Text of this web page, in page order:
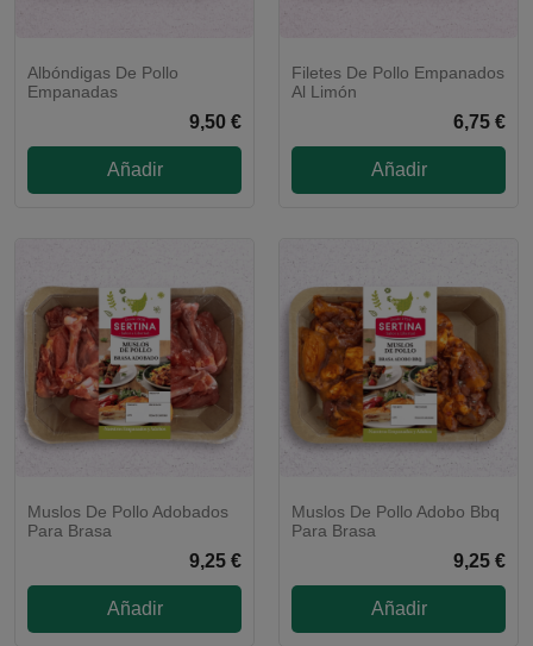
Albóndigas De Pollo
Empanadas
9,50 €
Añadir
Filetes De Pollo Empanados
Al Limón
6,75 €
Añadir
Muslos De Pollo Adobados
Para Brasa
9,25 €
Añadir
Muslos De Pollo Adobo Bbq
Para Brasa
9,25 €
Añadir